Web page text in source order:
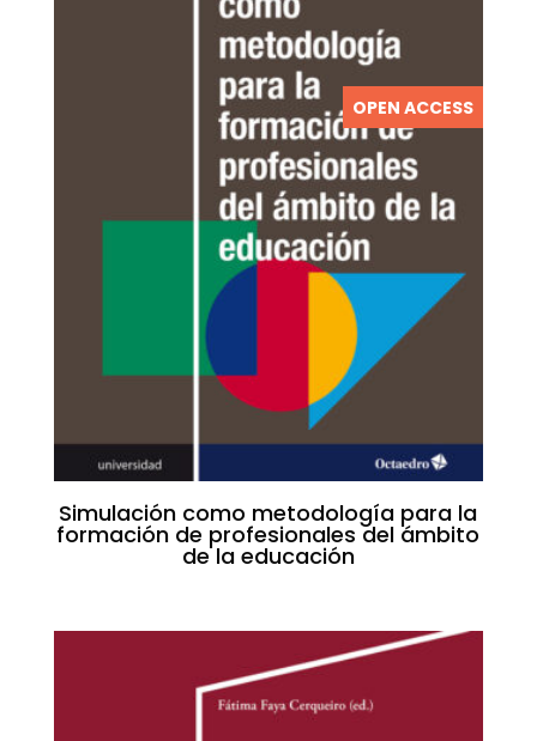
OPEN ACCESS
Simulación como metodología para la
formación de profesionales del ámbito
de la educación